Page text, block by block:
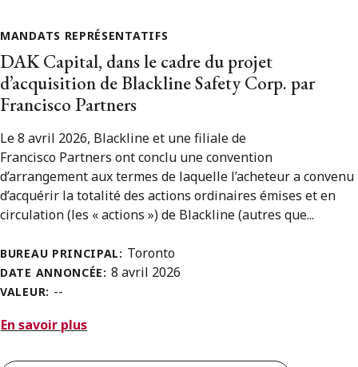
MANDATS REPRÉSENTATIFS
DAK Capital, dans le cadre du projet
d’acquisition de Blackline Safety Corp. par
Francisco Partners
Le 8 avril 2026, Blackline et une filiale de
Francisco Partners ont conclu une convention
d’arrangement aux termes de laquelle l’acheteur a convenu
d’acquérir la totalité des actions ordinaires émises et en
circulation (les « actions ») de Blackline (autres que...
BUREAU PRINCIPAL: Toronto
DATE ANNONCÉE: 8 avril 2026
VALEUR: --
En savoir plus